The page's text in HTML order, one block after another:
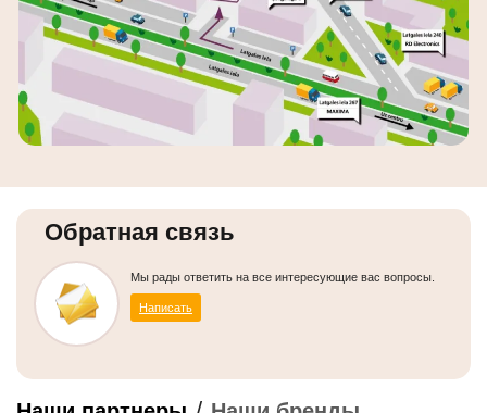
Обратная связь
Мы рады ответить на все интересующие вас вопросы.
Написать